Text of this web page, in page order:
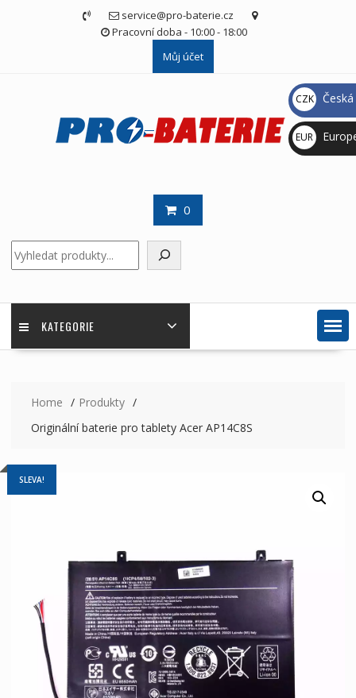
service@pro-baterie.cz
Pracovní doba - 10:00 - 18:00
Můj účet
0
KATEGORIE
Home
Produkty
Originální baterie pro tablety Acer AP14C8S
SLEVA!
CZK
Kč
EUR
€